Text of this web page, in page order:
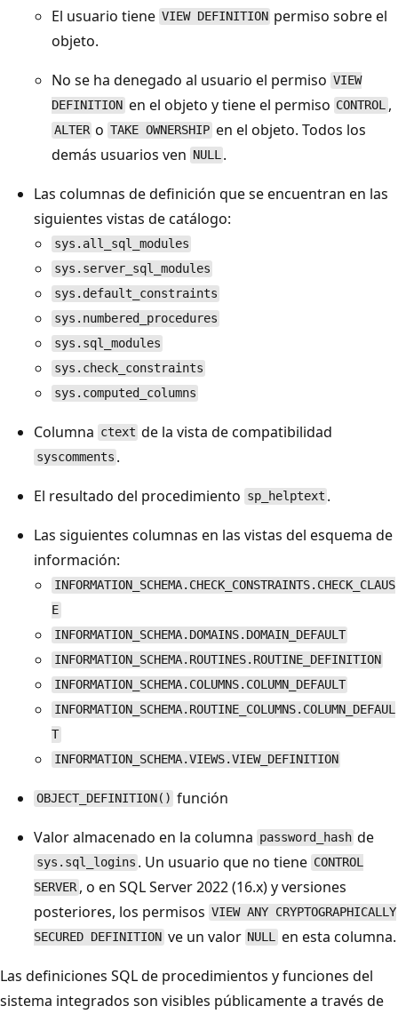
El usuario tiene VIEW DEFINITION permiso sobre el
objeto.
No se ha denegado al usuario el permiso VIEW
DEFINITION en el objeto y tiene el permiso CONTROL ,
ALTER o TAKE OWNERSHIP en el objeto. Todos los
demás usuarios ven NULL .
Las columnas de definición que se encuentran en las
siguientes vistas de catálogo:
sys.all_sql_modules
sys.server_sql_modules
sys.default_constraints
sys.numbered_procedures
sys.sql_modules
sys.check_constraints
sys.computed_columns
Columna ctext de la vista de compatibilidad
syscomments .
El resultado del procedimiento sp_helptext .
Las siguientes columnas en las vistas del esquema de
información:
INFORMATION_SCHEMA.CHECK_CONSTRAINTS.CHECK_CLAUS
E
INFORMATION_SCHEMA.DOMAINS.DOMAIN_DEFAULT
INFORMATION_SCHEMA.ROUTINES.ROUTINE_DEFINITION
INFORMATION_SCHEMA.COLUMNS.COLUMN_DEFAULT
INFORMATION_SCHEMA.ROUTINE_COLUMNS.COLUMN_DEFAUL
T
INFORMATION_SCHEMA.VIEWS.VIEW_DEFINITION
OBJECT_DEFINITION() función
Valor almacenado en la columna password_hash de
sys.sql_logins . Un usuario que no tiene CONTROL
SERVER , o en SQL Server 2022 (16.x) y versiones
posteriores, los permisos VIEW ANY CRYPTOGRAPHICALLY
SECURED DEFINITION ve un valor NULL en esta columna.
Las definiciones SQL de procedimientos y funciones del
sistema integrados son visibles públicamente a través de